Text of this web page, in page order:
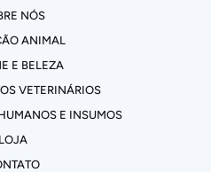
NÓS
ANIMAL
E BELEZA
VETERINÁRIOS
E INSUMOS
LOJA